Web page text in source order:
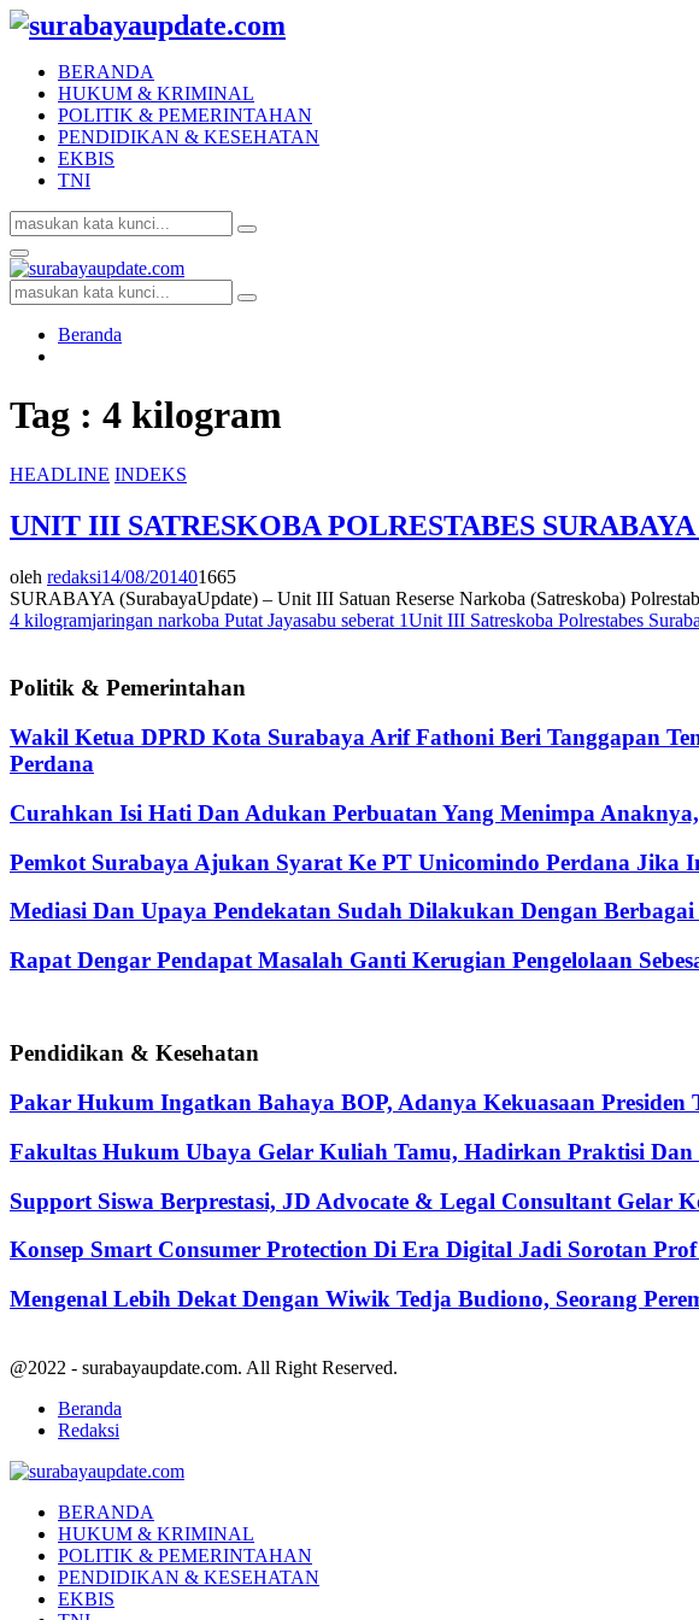
BERANDA
HUKUM & KRIMINAL
POLITIK & PEMERINTAHAN
PENDIDIKAN & KESEHATAN
EKBIS
TNI
Search
for:
Search
Facebook
Twitter
Youtube
Primary
Menu
Search
for:
Search
Beranda
Tag : 4 kilogram
HEADLINE INDEKS
UNIT III SATRESKOBA POLRESTABES
oleh redaksi14/08/201401665
SURABAYA (SurabayaUpdate) – Unit III Satuan Reserse Narkoba (Satreskoba)
4 kilogramjaringan narkoba Putat Jayasabu seberat 1Unit III Satreskoba Polrestabes
Politik & Pemerintahan
Wakil Ketua DPRD Kota Surabaya Arif Fathoni Beri Tanggapan
Perdana
Curahkan Isi Hati Dan Adukan Perbuatan Yang Menimpa
Pemkot Surabaya Ajukan Syarat Ke PT Unicomindo Perdana Jika
Mediasi Dan Upaya Pendekatan Sudah Dilakukan Dengan
Rapat Dengar Pendapat Masalah Ganti Kerugian Pengelolaan
Pendidikan & Kesehatan
Pakar Hukum Ingatkan Bahaya BOP, Adanya Kekuasaan
Fakultas Hukum Ubaya Gelar Kuliah Tamu, Hadirkan Praktisi
Support Siswa Berprestasi, JD Advocate & Legal Consultant Gelar
Konsep Smart Consumer Protection Di Era Digital Jadi Sorotan
Mengenal Lebih Dekat Dengan Wiwik Tedja Budiono, Seorang
@2022 - surabayaupdate.com. All Right Reserved.
Beranda
Redaksi
BERANDA
HUKUM & KRIMINAL
POLITIK & PEMERINTAHAN
PENDIDIKAN & KESEHATAN
EKBIS